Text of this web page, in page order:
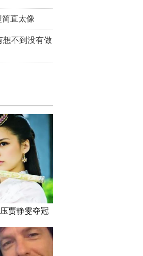
国迈阿密一机场出现巨型UFO
简直太像
想不到没有做
贾静雯夺冠